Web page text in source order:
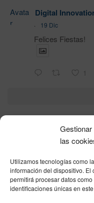
las
Utilizamos tecnologías como
información del dispositivo.
permitirá procesar datos
identificaciones únicas en
Avata
r
Digital
·
19 Dic
Felices Fiestas!
1
HOME
Privacy Policy|Legal Notice |